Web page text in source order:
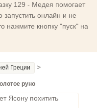
129 - Медея помогает
запустить онлайн и не
нажмите кнопку "пуск" на
Греции >
руно